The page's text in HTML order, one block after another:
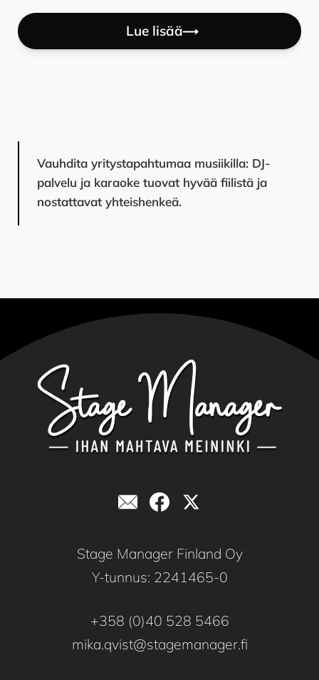
tunnelman ja ohjelman kerralla haltuun.
Karaokesta on puolestaan muotoutunut 2020-
tunnelmasta. Suosittu vaihtoehto on myös
omatoiminen karaokehuone -ratkaisu, jolloin
halukkaat laulajat pääsevät laulamaan omassa
Voit halutessasi tilata DJ-palvelun ja karaoken
erikseen, tai yhdistää dj-palvelun ja karaoken
usealla eri tavalla, jolloin jokaiselle vieraallesi löytyy
Lue lisää
Vauhdita yritystapahtumaa musiikilla: DJ-
palvelu ja karaoke tuovat hyvää fiilistä ja
nostattavat yhteishenkeä.
Stage Manager Finland Oy
Y-tunnus: 2241465-0
+358 (0)40 528 5466
mika.qvist@stagemanager.fi